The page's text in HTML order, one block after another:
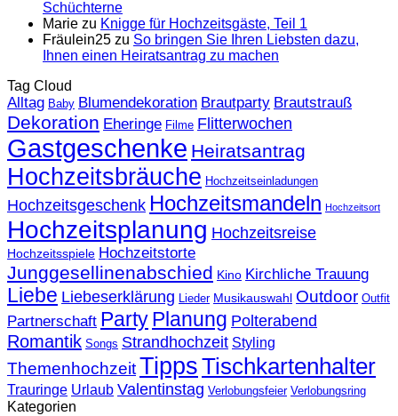
Schüchterne
Marie zu Knigge für Hochzeitsgäste, Teil 1
Fräulein25 zu So bringen Sie Ihren Liebsten dazu,
Ihnen einen Heiratsantrag zu machen
Tag Cloud
Alltag Baby Blumendekoration Brautparty Brautstrauß
Dekoration Eheringe Filme Flitterwochen
Gastgeschenke Heiratsantrag
Hochzeitsbräuche Hochzeitseinladungen
Hochzeitsgeschenk Hochzeitsmandeln Hochzeitsort
Hochzeitsplanung Hochzeitsreise
Hochzeitsspiele Hochzeitstorte
Junggesellinenabschied Kino Kirchliche Trauung
Liebe Liebeserklärung Lieder Musikauswahl Outdoor Outfit
Partnerschaft PartyPlanung Polterabend
Romantik Songs Strandhochzeit Styling
ThemenhochzeitTippsTischkartenhalter
Trauringe Urlaub Valentinstag Verlobungsfeier Verlobungsring
Kategorien